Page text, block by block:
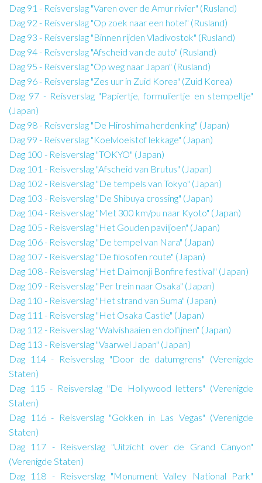
Dag 91 - Reisverslag "Varen over de Amur rivier" (Rusland)
Dag 92 - Reisverslag "Op zoek naar een hotel" (Rusland)
Dag 93 - Reisverslag "Binnen rijden Vladivostok" (Rusland)
Dag 94 - Reisverslag "Afscheid van de auto" (Rusland)
Dag 95 - Reisverslag "Op weg naar Japan" (Rusland)
Dag 96 - Reisverslag "Zes uur in Zuid Korea" (Zuid Korea)
Dag 97 - Reisverslag "Papiertje, formuliertje en stempeltje"
(Japan)
Dag 98 - Reisverslag "De Hiroshima herdenking" (Japan)
Dag 99 - Reisverslag "Koelvloeistof lekkage" (Japan)
Dag 100 - Reisverslag "TOKYO" (Japan)
Dag 101 - Reisverslag "Afscheid van Brutus" (Japan)
Dag 102 - Reisverslag "De tempels van Tokyo" (Japan)
Dag 103 - Reisverslag "De Shibuya crossing" (Japan)
Dag 104 - Reisverslag "Met 300 km/pu naar Kyoto" (Japan)
Dag 105 - Reisverslag "Het Gouden paviljoen" (Japan)
Dag 106 - Reisverslag "De tempel van Nara" (Japan)
Dag 107 - Reisverslag "De filosofen route" (Japan)
Dag 108 - Reisverslag "Het Daimonji Bonfire festival" (Japan)
Dag 109 - Reisverslag "Per trein naar Osaka" (Japan)
Dag 110 - Reisverslag "Het strand van Suma" (Japan)
Dag 111 - Reisverslag "Het Osaka Castle" (Japan)
Dag 112 - Reisverslag "Walvishaaien en dolfijnen" (Japan)
Dag 113 - Reisverslag "Vaarwel Japan" (Japan)
Dag 114 - Reisverslag "Door de datumgrens" (Verenigde
Staten)
Dag 115 - Reisverslag "De Hollywood letters" (Verenigde
Staten)
Dag 116 - Reisverslag "Gokken in Las Vegas" (Verenigde
Staten)
Dag 117 - Reisverslag "Uitzicht over de Grand Canyon"
(Verenigde Staten)
Dag 118 - Reisverslag "Monument Valley National Park"